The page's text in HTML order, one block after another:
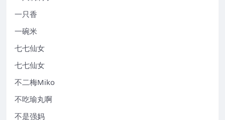
一只香
一碗米
七七仙女
七七仙女
不二梅Miko
不吃瑜丸啊
不是强妈